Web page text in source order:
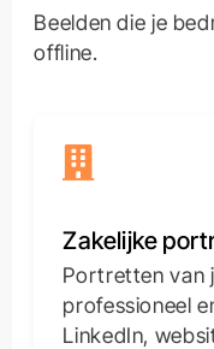
Beelden die je
offline.
Zakelijke
Portretten van
professioneel
LinkedIn,